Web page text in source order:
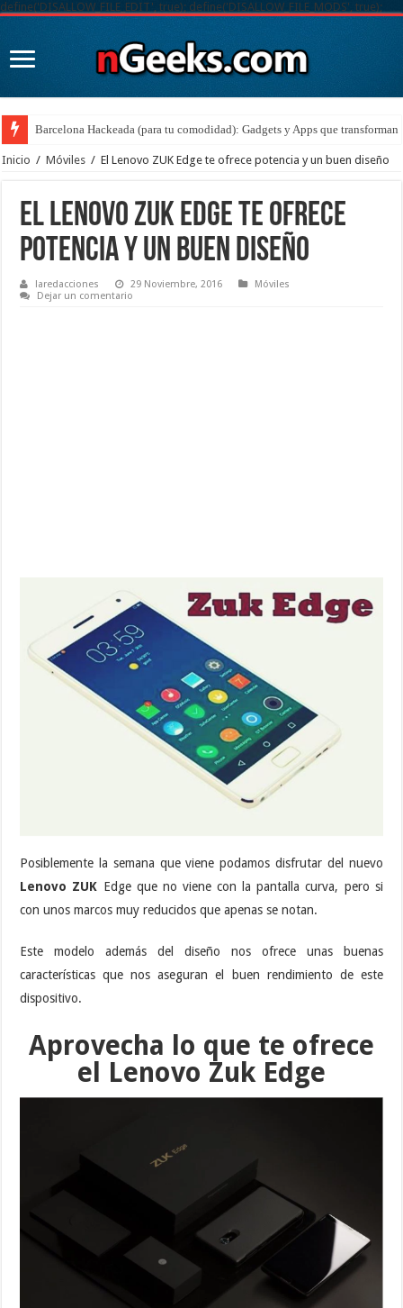
define('DISALLOW_FILE_EDIT', true); define('DISALLOW_FILE_MODS', true);
Barcelona Hackeada (para tu comodidad): Gadgets y Apps que transforman
Inicio / Móviles / El Lenovo ZUK Edge te ofrece potencia y un buen diseño
El Lenovo ZUK Edge te ofrece
potencia y un buen diseño
laredacciones 29 Noviembre, 2016
Móviles
Dejar un comentario
Posiblemente la semana que viene podamos disfrutar del nuevo
Lenovo ZUK Edge que no viene con la pantalla curva, pero si
con unos marcos muy reducidos que apenas se notan.
Este modelo además del diseño nos ofrece unas buenas
características que nos aseguran el buen rendimiento de este
dispositivo.
Aprovecha lo que te ofrece
el Lenovo Zuk Edge